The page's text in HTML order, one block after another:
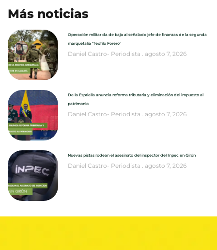
Más noticias
Operación militar da de baja al señalado jefe de finanzas de la segunda
marquetalia ‘Teófilo Forero’
Daniel Castro- Periodista agosto 7, 2026
De la Espriella anuncia reforma tributaria y eliminación del impuesto al
patrimonio
Daniel Castro- Periodista agosto 7, 2026
Nuevas pistas rodean el asesinato del inspector del Inpec en Girón
Daniel Castro- Periodista agosto 7, 2026